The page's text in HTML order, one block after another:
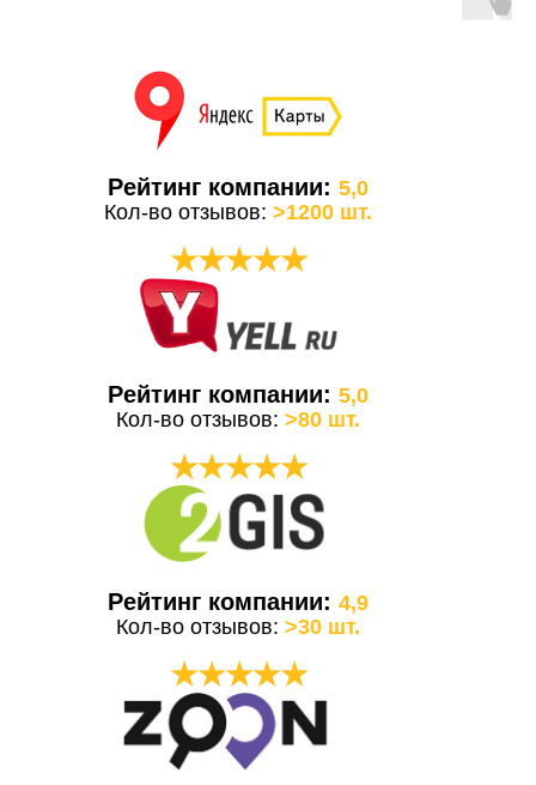
Рейтинг компании:5,0
Кол-во отзывов:>1200 шт.
★★★★★
Рейтинг компании:5,0
Кол-во отзывов:>80 шт.
★★★★★
Рейтинг компании:4,9
Кол-во отзывов:>30 шт.
★★★★★